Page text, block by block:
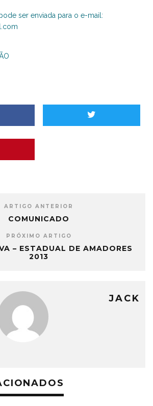
ser enviada para o e-mail:
ARTIGO ANTERIOR
COMUNICADO
PRÓXIMO ARTIGO
– ESTADUAL DE AMADORES
2013
JACK